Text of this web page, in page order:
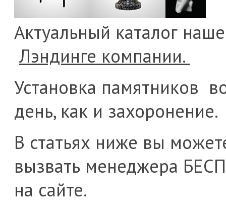
Актуальный каталог
Лэндинге компании.
Установка памятников
день, как и захоронение.
В статьях ниже вы
вызвать менеджера
на сайте.